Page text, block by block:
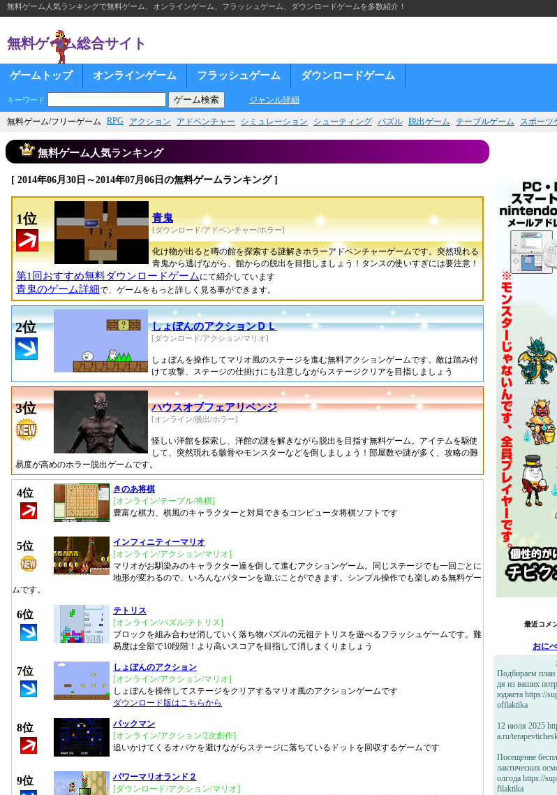
無料ゲーム人気ランキングで無料ゲーム、オンラインゲーム、フラッシュゲーム、ダウンロードゲームを多数紹介！
無料ゲーム総合サイト
ゲームトップ オンラインゲーム フラッシュゲーム ダウンロードゲーム
キーワード ジャンル詳細
無料ゲーム/フリーゲーム RPG アクション アドベンチャー シミュレーション シューティング パズル 脱出ゲーム テーブルゲーム スポーツ
無料ゲーム人気ランキング
[ 2014年06月30日～2014年07月06日の無料ゲームランキング ]
1位 青鬼
[ダウンロード/アドベンチャー/ホラー]
化け物が出ると噂の館を探索する謎解きホラーアドベンチャーゲームです。突然現れる
青鬼から逃げながら、館からの脱出を目指しましょう！タンスの使いすぎには要注意！
第1回おすすめ無料ダウンロードゲーム にて紹介しています
青鬼のゲーム詳細で、ゲームをもっと詳しく見る事ができます。
2位 しょぼんのアクションＤＬ
[ダウンロード/アクション/マリオ]
しょぼんを操作してマリオ風のステージを進む無料アクションゲームです。敵は踏み付
けて攻撃、ステージの仕掛けにも注意しながらステージクリアを目指しましょう
3位 ハウスオブフェアリベンジ
[オンライン/脱出/ホラー]
怪しい洋館を探索し、洋館の謎を解きながら脱出を目指す無料ゲーム。アイテムを駆使
して、突然現れる骸骨やモンスターなどを倒しましょう！部屋数や謎が多く、攻略の難
易度が高めのホラー脱出ゲームです。
4位
きのあ将棋
[オンライン/テーブル/将棋]
豊富な棋力、棋風のキャラクターと対局できるコンピュータ将棋ソフトです
5位
インフィニティーマリオ
[オンライン/アクション/マリオ]
マリオがお馴染みのキャラクター達を倒して進むアクションゲーム。同じステージでも一回ごとに
地形が変わるので、いろんなパターンを遊ぶことができます。シンプル操作でも楽しめる無料ゲー
ムです。
6位
テトリス
[オンライン/パズル/テトリス]
ブロックを組み合わせ消していく落ち物パズルの元祖テトリスを遊べるフラッシュゲームです。難
易度は全部で10段階！より高いスコアを目指して消しまくりましょう
7位
しょぼんのアクション
[オンライン/アクション/マリオ]
しょぼんを操作してステージをクリアするマリオ風のアクションゲームです
ダウンロード版はこちらから
8位
パックマン
[オンライン/アクション/2次創作]
追いかけてくるオバケを避けながらステージに落ちているドットを回収するゲームです
9位
パワーマリオランド２
[ダウンロード/アクション/マリオ]
最近コメ
おに
Подбираем план
дя из ваших
юджета https://
ofilaktika
12 июля 2025
a.ru/
Посещение
лактических
олгода https://
filaktika